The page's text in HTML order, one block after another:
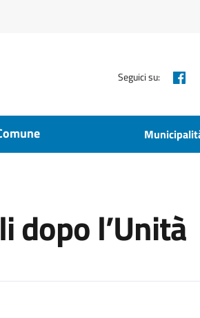
Seguici su:
dopo l’Unità